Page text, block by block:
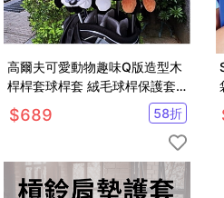
高爾夫可愛動物趣味Q版造型木
桿桿套球桿套 絨毛球桿保護套
【GF21011】
$689 58折